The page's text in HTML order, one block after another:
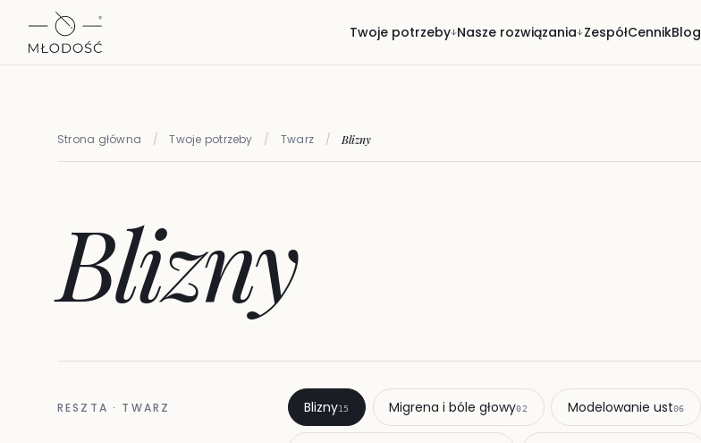
Twoje potrzeby Nasze rozwiązania ZespółCennikBlog
Strona główna / Twoje potrzeby / Twarz / Blizny
Blizny
RESZTA · TWARZ Blizny15 Migrena i bóle głowy02 Modelowanie ust06